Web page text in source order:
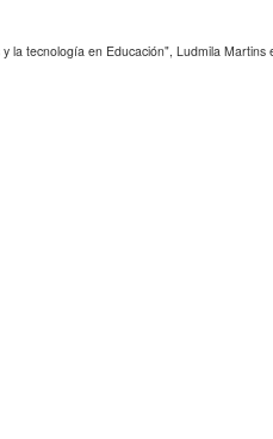
la tecnología en Educación", Ludmila Martins